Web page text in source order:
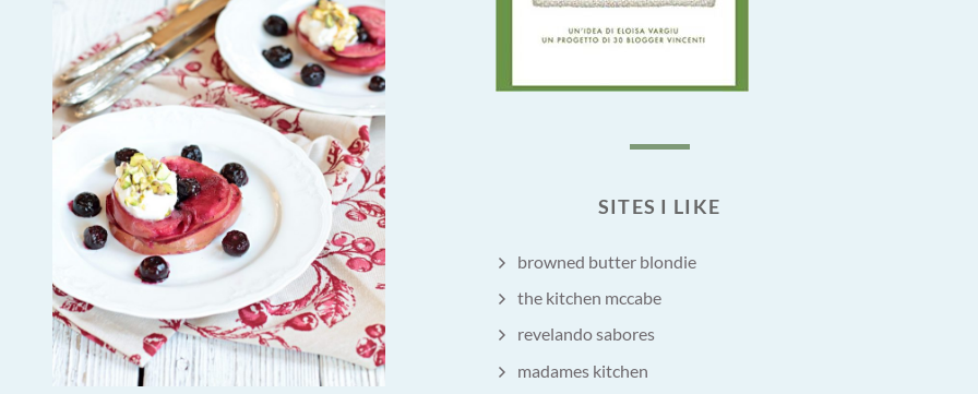
SITES I LIKE
browned butter blondie
the kitchen mccabe
revelando sabores
madames kitchen